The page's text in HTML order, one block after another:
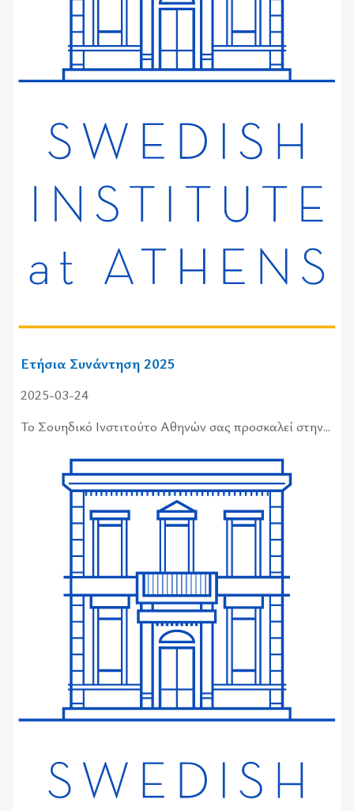
Ετήσια Συνάντηση 2025
2025-03-24
Το Σου­η­δι­κό Ινστι­τού­το Αθη­νών σας προ­σκα­λεί στην...